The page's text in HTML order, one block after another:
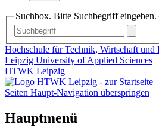
Suchbox. Bitte Suchbegriff eingeben.
Hochschule für Technik, Wirtschaft
Leipzig University of Applied Sciences
HTWK Leipzig
Seiten Haupt-Navigation überspringen
Hauptmenü